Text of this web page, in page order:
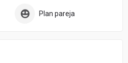
Plan pareja